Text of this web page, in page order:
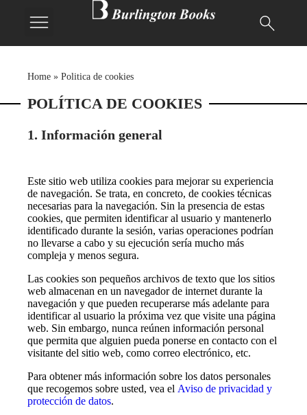
Home » Politica de cookies
POLÍTICA DE COOKIES
1. Información general
Este sitio web utiliza cookies para mejorar su experiencia
de navegación. Se trata, en concreto, de cookies técnicas
necesarias para la navegación. Sin la presencia de estas
cookies, que permiten identificar al usuario y mantenerlo
identificado durante la sesión, varias operaciones podrían
no llevarse a cabo y su ejecución sería mucho más
compleja y menos segura.
Las cookies son pequeños archivos de texto que los sitios
web almacenan en un navegador de internet durante la
navegación y que pueden recuperarse más adelante para
identificar al usuario la próxima vez que visite una página
web. Sin embargo, nunca reúnen información personal
que permita que alguien pueda ponerse en contacto con el
visitante del sitio web, como correo electrónico, etc.
Para obtener más información sobre los datos personales
que recogemos sobre usted, vea el Aviso de privacidad y
protección de datos.